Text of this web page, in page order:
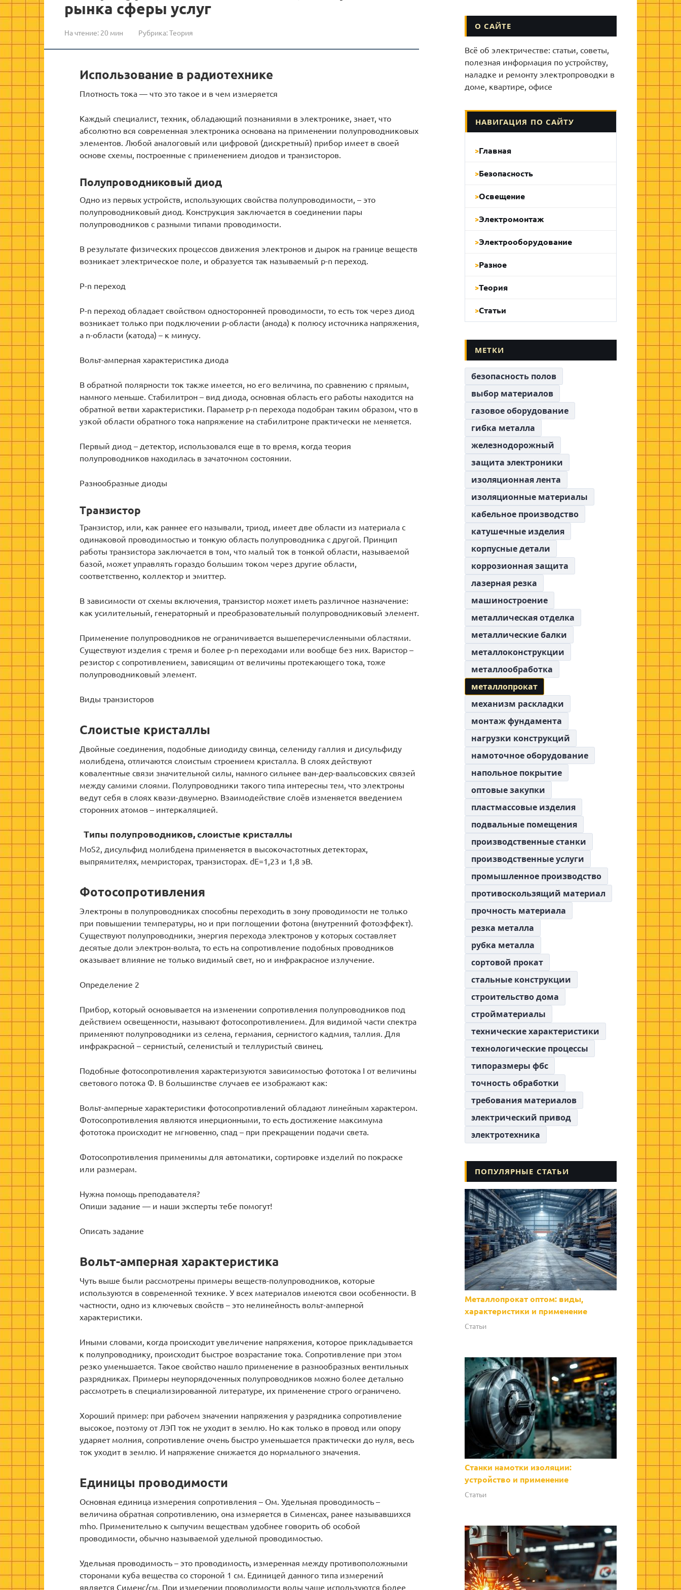
рынка сферы услуг
На чтение: 20 мин Рубрика:Теория
Использование в радиотехнике
Плотность тока — что это такое и в чем измеряется
Каждый специалист, техник, обладающий познаниями в электронике, знает, что
абсолютно вся современная электроника основана на применении полупроводниковых
элементов. Любой аналоговый или цифровой (дискретный) прибор имеет в своей
основе схемы, построенные с применением диодов и транзисторов.
Полупроводниковый диод
Одно из первых устройств, использующих свойства полупроводимости, – это
полупроводниковый диод. Конструкция заключается в соединении пары
полупроводников с разными типами проводимости.
В результате физических процессов движения электронов и дырок на границе веществ
возникает электрическое поле, и образуется так называемый p-n переход.
P-n переход
P-n переход обладает свойством односторонней проводимости, то есть ток через диод
возникает только при подключении p-области (анода) к полюсу источника напряжения,
а n-области (катода) – к минусу.
Вольт-амперная характеристика диода
В обратной полярности ток также имеется, но его величина, по сравнению с прямым,
намного меньше. Стабилитрон – вид диода, основная область его работы находится на
обратной ветви характеристики. Параметр p-n перехода подобран таким образом, что в
узкой области обратного тока напряжение на стабилитроне практически не меняется.
Первый диод – детектор, использовался еще в то время, когда теория
полупроводников находилась в зачаточном состоянии.
Разнообразные диоды
Транзистор
Транзистор, или, как раннее его называли, триод, имеет две области из материала с
одинаковой проводимостью и тонкую область полупроводника с другой. Принцип
работы транзистора заключается в том, что малый ток в тонкой области, называемой
базой, может управлять гораздо большим током через другие области,
соответственно, коллектор и эмиттер.
В зависимости от схемы включения, транзистор может иметь различное назначение:
как усилительный, генераторный и преобразовательный полупроводниковый элемент.
Применение полупроводников не ограничивается вышеперечисленными областями.
Существуют изделия с тремя и более p-n переходами или вообще без них. Варистор –
резистор с сопротивлением, зависящим от величины протекающего тока, тоже
полупроводниковый элемент.
Виды транзисторов
Слоистые кристаллы
Двойные соединения, подобные дииодиду свинца, селениду галлия и дисульфиду
молибдена, отличаются слоистым строением кристалла. В слоях действуют
ковалентные связи значительной силы, намного сильнее ван-дер-ваальсовских связей
между самими слоями. Полупроводники такого типа интересны тем, что электроны
ведут себя в слоях квази-двумерно. Взаимодействие слоёв изменяется введением
сторонних атомов – интеркаляцией.
Типы полупроводников, слоистые кристаллы
MoS2, дисульфид молибдена применяется в высокочастотных детекторах,
выпрямителях, мемристорах, транзисторах. dE=1,23 и 1,8 эВ.
Фотосопротивления
Электроны в полупроводниках способны переходить в зону проводимости не только
при повышении температуры, но и при поглощении фотона (внутренний фотоэффект).
Существуют полупроводники, энергия перехода электронов у которых составляет
десятые доли электрон-вольта, то есть на сопротивление подобных проводников
оказывает влияние не только видимый свет, но и инфракрасное излучение.
Определение 2
Прибор, который основывается на изменении сопротивления полупроводников под
действием освещенности, называют фотосопротивлением. Для видимой части спектра
применяют полупроводники из селена, германия, сернистого кадмия, таллия. Для
инфракрасной – сернистый, селенистый и теллуристый свинец.
Подобные фотосопротивления характеризуются зависимостью фототока I от величины
светового потока Φ. В большинстве случаев ее изображают как:
Вольт-амперные характеристики фотосопротивлений обладают линейным характером.
Фотосопротивления являются инерционными, то есть достижение максимума
фототока происходит не мгновенно, спад – при прекращении подачи света.
Фотосопротивления применимы для автоматики, сортировке изделий по покраске
или размерам.
Нужна помощь преподавателя?
Опиши задание — и наши эксперты тебе помогут!
Описать задание
Вольт-амперная характеристика
Чуть выше были рассмотрены примеры веществ-полупроводников, которые
используются в современной технике. У всех материалов имеются свои особенности. В
частности, одно из ключевых свойств – это нелинейность вольт-амперной
характеристики.
Иными словами, когда происходит увеличение напряжения, которое прикладывается
к полупроводнику, происходит быстрое возрастание тока. Сопротивление при этом
резко уменьшается. Такое свойство нашло применение в разнообразных вентильных
разрядниках. Примеры неупорядоченных полупроводников можно более детально
рассмотреть в специализированной литературе, их применение строго ограничено.
Хороший пример: при рабочем значении напряжения у разрядника сопротивление
высокое, поэтому от ЛЭП ток не уходит в землю. Но как только в провод или опору
ударяет молния, сопротивление очень быстро уменьшается практически до нуля, весь
ток уходит в землю. И напряжение снижается до нормального значения.
Единицы проводимости
Основная единица измерения сопротивления – Ом. Удельная проводимость –
величина обратная сопротивлению, она измеряется в Сименсах, ранее называвшихся
mho. Применительно к сыпучим веществам удобнее говорить об особой
проводимости, обычно называемой удельной проводимостью.
Удельная проводимость – это проводимость, измеренная между противоположными
сторонами куба вещества со стороной 1 см. Единицей данного типа измерений
является Сименс/см. При измерении проводимости воды чаще используются более
О САЙТЕ
Всё об электричестве: статьи, советы,
полезная информация по устройству,
наладке и ремонту электропроводки в
доме, квартире, офисе
НАВИГАЦИЯ ПО САЙТУ
Главная
Безопасность
Освещение
Электромонтаж
Электрооборудование
Разное
Теория
Статьи
МЕТКИ
безопасность полов
выбор материалов
газовое оборудование
гибка металла
железнодорожный
защита электроники
изоляционная лента
изоляционные материалы
кабельное производство
катушечные изделия
корпусные детали
коррозионная защита
лазерная резка
машиностроение
металлическая отделка
металлические балки
металлоконструкции
металлообработка
металлопрокат
механизм раскладки
монтаж фундамента
нагрузки конструкций
намоточное оборудование
напольное покрытие
оптовые закупки
пластмассовые изделия
подвальные помещения
производственные станки
производственные услуги
промышленное производство
противоскользящий материал
прочность материала
резка металла
рубка металла
сортовой прокат
стальные конструкции
строительство дома
стройматериалы
технические характеристики
технологические процессы
типоразмеры фбс
точность обработки
требования материалов
электрический привод
электротехника
ПОПУЛЯРНЫЕ СТАТЬИ
Металлопрокат оптом: виды,
характеристики и применение
Статьи
Станки намотки изоляции:
устройство и применение
Статьи